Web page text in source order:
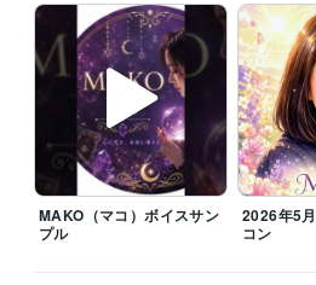
どうぞ宜しくお願い致しますm(_ _)m
▲注意▲
また、ご確認の返信がいただけません場合
鑑定をお届けしましてから、お返事いた
納品をお出しさせていただきます。
何卒ご了承くださいませ。
主婦業のスキマにいつでも対応可能です
『心のままに生きること』決してわがまま
MAKO（マコ）ボイスサン
プル
2026年5
コン